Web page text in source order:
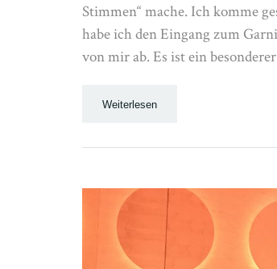
Stimmen“ mache. Ich komme
habe ich den Eingang zum
von mir ab. Es ist ein
Weiterlesen